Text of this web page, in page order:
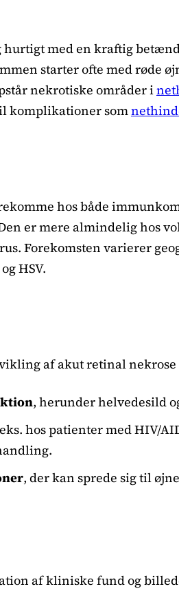
med en kraftig
starter ofte med røde
nekrotiske områder i
komplikationer som
hos både
er mere almindelig hos
Forekomsten varierer
HSV.
af akut retinal
, herunder helvedesild
hos patienter med HIV/
, der kan sprede sig til
af kliniske fund og